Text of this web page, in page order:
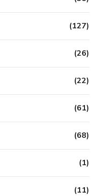
(127)
(26)
(22)
(61)
(68)
(1)
(11)